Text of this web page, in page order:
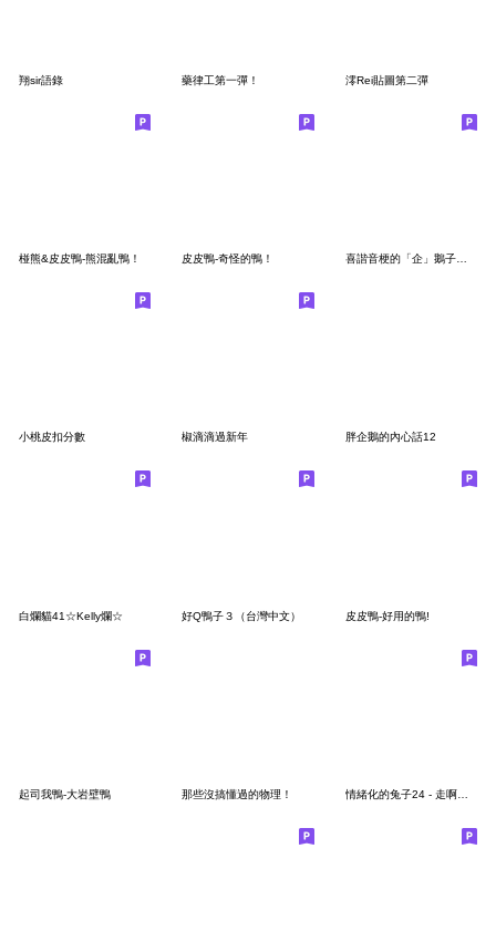
翔sir語錄 藥律工第一彈！ 澪Rei貼圖第二彈
椪熊&皮皮鴨-熊混亂鴨！ 皮皮鴨-奇怪的鴨！ 喜諧音梗的「企」鵝子（手繪插畫風）
小桃皮扣分數 椒滴滴過新年 胖企鵝的內心話12
白爛貓41☆Kelly爛☆ 好Q鴨子３（台灣中文） 皮皮鴨-好用的鴨!
起司我鴨-大岩壁鴨 那些沒搞懂過的物理！ 情緒化的兔子24 - 走啊上課